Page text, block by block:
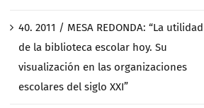
40. 2011 / MESA REDONDA: “La utilidad
de la biblioteca escolar hoy. Su
visualización en las organizaciones
escolares del siglo XXI”